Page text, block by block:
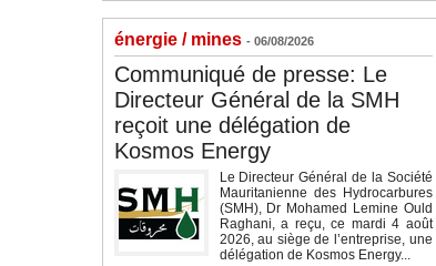
énergie / mines - 06/08/2026
Communiqué de presse: Le
Directeur Général de la SMH
reçoit une délégation de
Kosmos Energy
Le Directeur Général de la Société
Mauritanienne des Hydrocarbures
(SMH), Dr Mohamed Lemine Ould
Raghani, a reçu, ce mardi 4 août
2026, au siège de l’entreprise, une
délégation de Kosmos Energy...